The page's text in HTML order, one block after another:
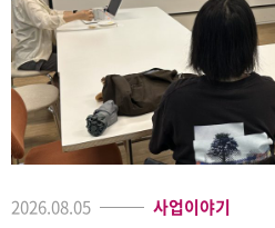
2026.08.05 사업이야기